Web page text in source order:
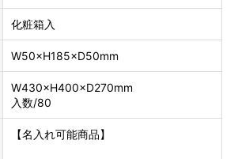
化粧箱入
W50×H185×D50mm
W430×H400×D270mm
入数/80
【名入れ可能商品】